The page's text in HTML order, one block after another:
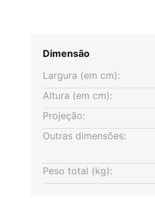
Dimensão
Largura (em cm):
Altura (em cm):
Projeção:
Outras dimensões:
Peso total (kg):